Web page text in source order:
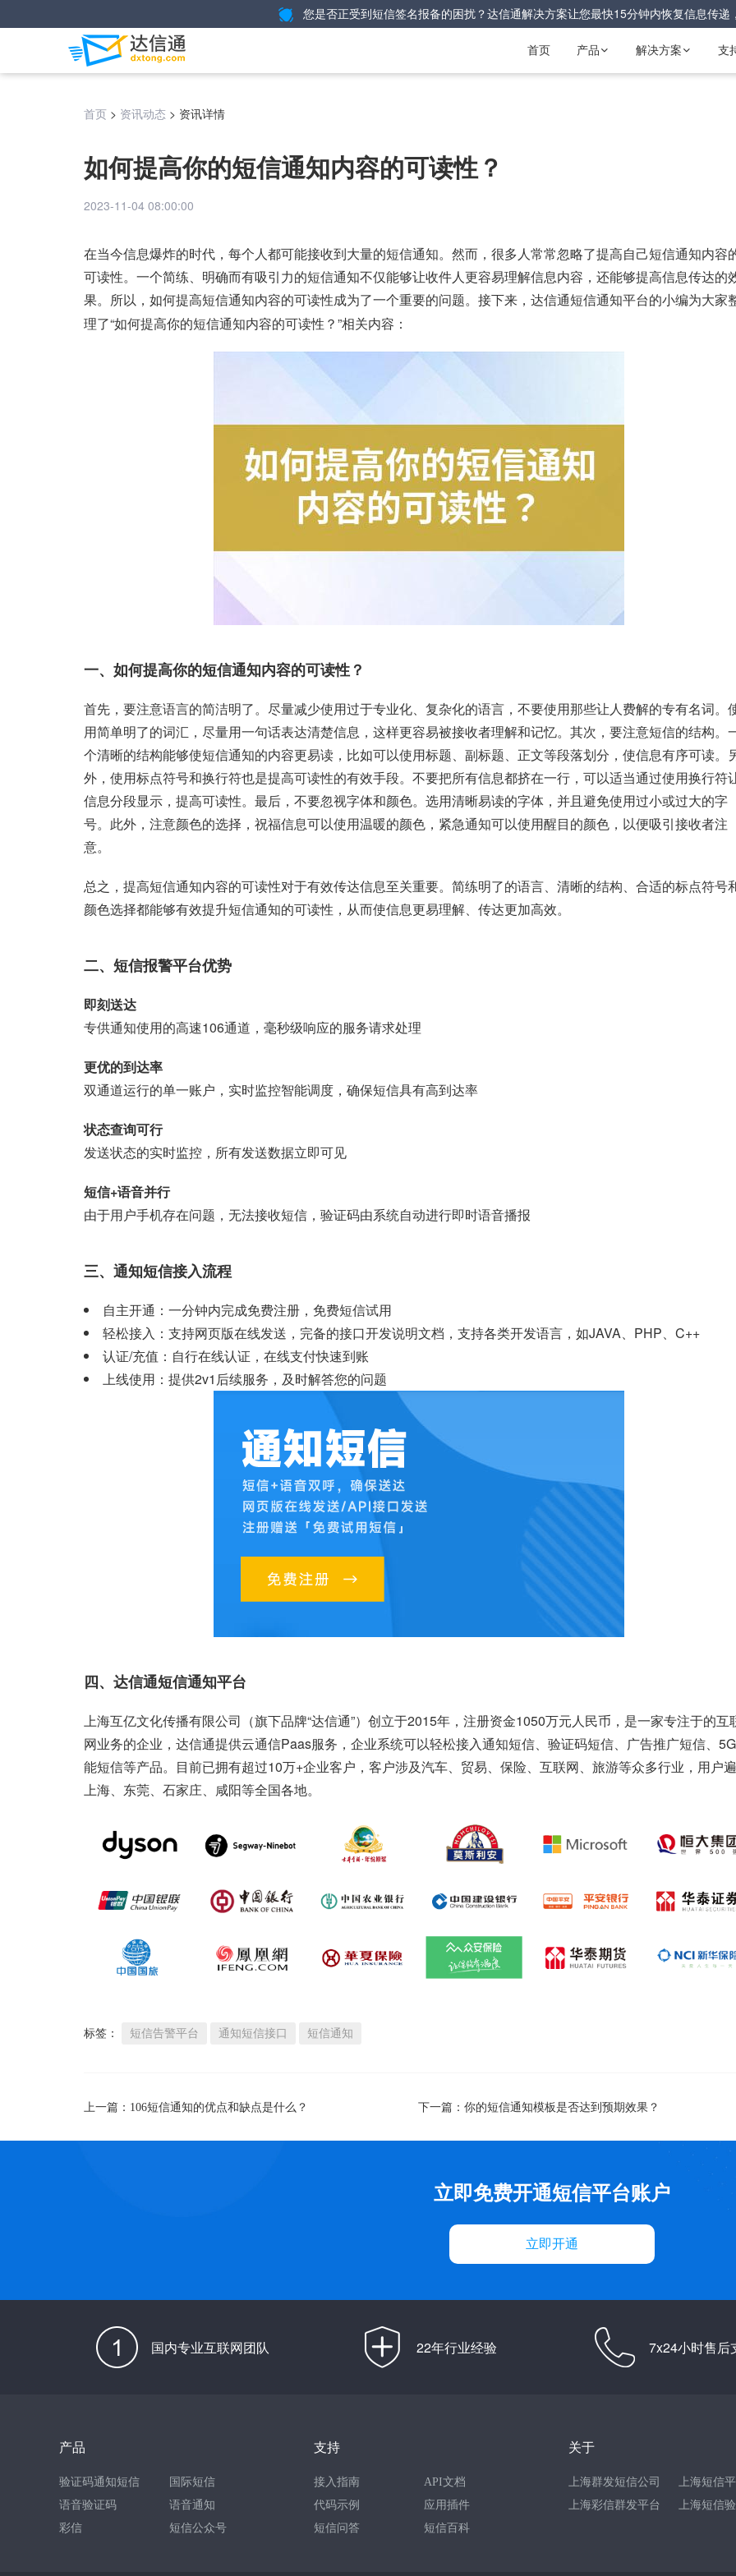
您是否正受到短信签名报备的困扰？达信通解决方案让您最快15分钟内恢复信息传递
首页 产品  解决方案  支
首页 > 资讯动态 > 资讯详情
如何提高你的短信通知内容的可读性？
2023-11-04 08:00:00
在当今信息爆炸的时代，每个人都可能接收到大量的短信通知。然而，很多人常常忽略了提高自己短信通知内容
可读性。一个简练、明确而有吸引力的短信通知不仅能够让收件人更容易理解信息内容，还能够提高信息传达的
果。所以，如何提高短信通知内容的可读性成为了一个重要的问题。接下来，达信通短信通知平台的小编为大家
理了“如何提高你的短信通知内容的可读性？”相关内容：
一、如何提高你的短信通知内容的可读性？
首先，要注意语言的简洁明了。尽量减少使用过于专业化、复杂化的语言，不要使用那些让人费解的专有名词。
用简单明了的词汇，尽量用一句话表达清楚信息，这样更容易被接收者理解和记忆。其次，要注意短信的结构。
个清晰的结构能够使短信通知的内容更易读，比如可以使用标题、副标题、正文等段落划分，使信息有序可读。
外，使用标点符号和换行符也是提高可读性的有效手段。不要把所有信息都挤在一行，可以适当通过使用换行符
信息分段显示，提高可读性。最后，不要忽视字体和颜色。选用清晰易读的字体，并且避免使用过小或过大的字
号。此外，注意颜色的选择，祝福信息可以使用温暖的颜色，紧急通知可以使用醒目的颜色，以便吸引接收者注
意。
总之，提高短信通知内容的可读性对于有效传达信息至关重要。简练明了的语言、清晰的结构、合适的标点符号
颜色选择都能够有效提升短信通知的可读性，从而使信息更易理解、传达更加高效。
二、短信报警平台优势
即刻送达
专供通知使用的高速106通道，毫秒级响应的服务请求处理
更优的到达率
双通道运行的单一账户，实时监控智能调度，确保短信具有高到达率
状态查询可行
发送状态的实时监控，所有发送数据立即可见
短信+语音并行
由于用户手机存在问题，无法接收短信，验证码由系统自动进行即时语音播报
三、通知短信接入流程
自主开通：一分钟内完成免费注册，免费短信试用
轻松接入：支持网页版在线发送，完备的接口开发说明文档，支持各类开发语言，如JAVA、PHP、C++
认证/充值：自行在线认证，在线支付快速到账
上线使用：提供2v1后续服务，及时解答您的问题
四、达信通短信通知平台
上海互亿文化传播有限公司（旗下品牌“达信通”）创立于2015年，注册资金1050万元人民币，是一家专注于的互
网业务的企业，达信通提供云通信Paas服务，企业系统可以轻松接入通知短信、验证码短信、广告推广短信、
能短信等产品。目前已拥有超过10万+企业客户，客户涉及汽车、贸易、保险、互联网、旅游等众多行业，用户
上海、东莞、石家庄、咸阳等全国各地。
标签： 短信告警平台 通知短信接口 短信通知
上一篇： 106短信通知的优点和缺点是什么？ 下一篇：你的短信通知模板是否达到预期效果？
立即免费开通短信平台账户
立即开通
国内专业互联网团队 22年行业经验 7x24小时售后
产品
验证码通知短信
国际短信
语音验证码
语音通知
彩信
短信公众号
支持
接入指南
API文档
代码示例
应用插件
短信问答
短信百科
关于
上海群发短信公司
上海短信
上海彩信群发平台
上海短信